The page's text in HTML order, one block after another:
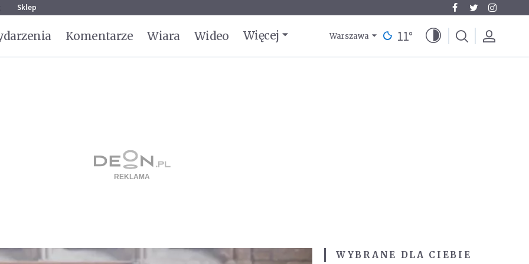
Sklep
Komentarze Wiara Wideo Więcej Warszawa 11°
WYBRANE DLA CIEBIE